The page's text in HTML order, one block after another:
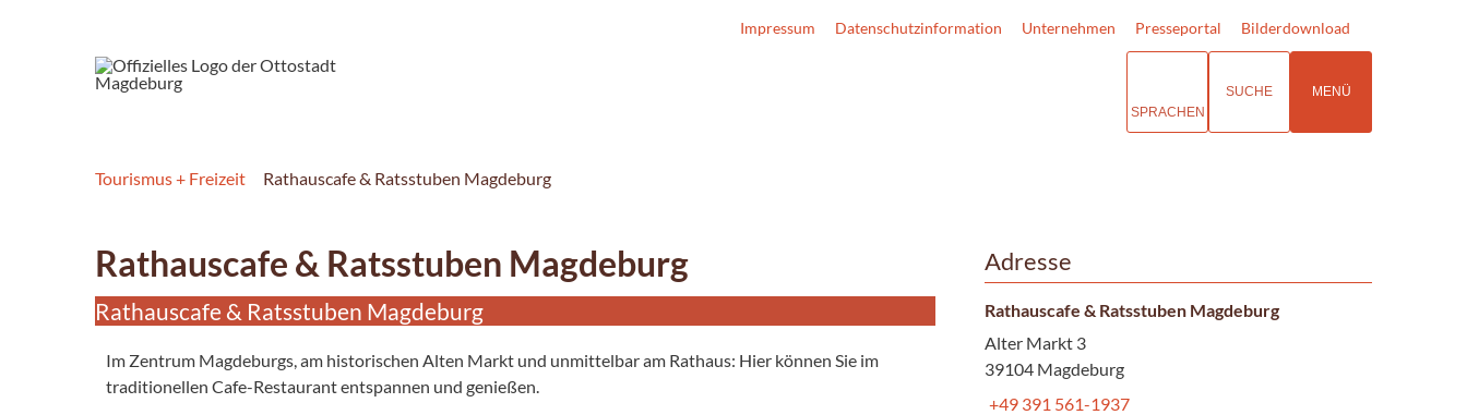
Impressum Datenschutzinformation Unternehmen Presseportal Bilderdownload
SPRACHEN
SUCHE MENÜ
Tourismus + Freizeit Rathauscafe & Ratsstuben Magdeburg
Rathauscafe & Ratsstuben Magdeburg
Rathauscafe & Ratsstuben Magdeburg
Im Zentrum Magdeburgs, am historischen Alten Markt und unmittelbar am Rathaus: Hier können Sie im
traditionellen Cafe-Restaurant entspannen und genießen.
Adresse
Rathauscafe & Ratsstuben Magdeburg
Alter Markt 3
39104 Magdeburg
+49 391 561-1937